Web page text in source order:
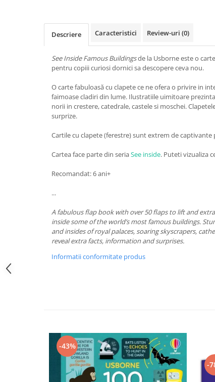
Descriere Caracteristici Review-uri (0)
See Inside Famous Buildingsde la Usborne este o
pentru copiii curiosi dornici sa descopere ceva nou.
O carte fabuloasă cu clapete ce ne ofera o privire in
faimoase cladiri din lume. Ilustratiile uimitoare
norii in crestere, catedrale, castele si moschei.
surprize.
Cartile cu clapete (ferestre) sunt extrem de captivante
Cartea face parte din seriaSee inside. Puteti vizualiza
Recomandat: 6 ani+
...
A fabulous flap book with over 50 flaps to lift and
inside some of the world’s most famous buildings.
and insides of royal palaces, soaring skyscrapers,
reveal extra facts, information and surprises.
Informatii conformitate produs
-43%
-